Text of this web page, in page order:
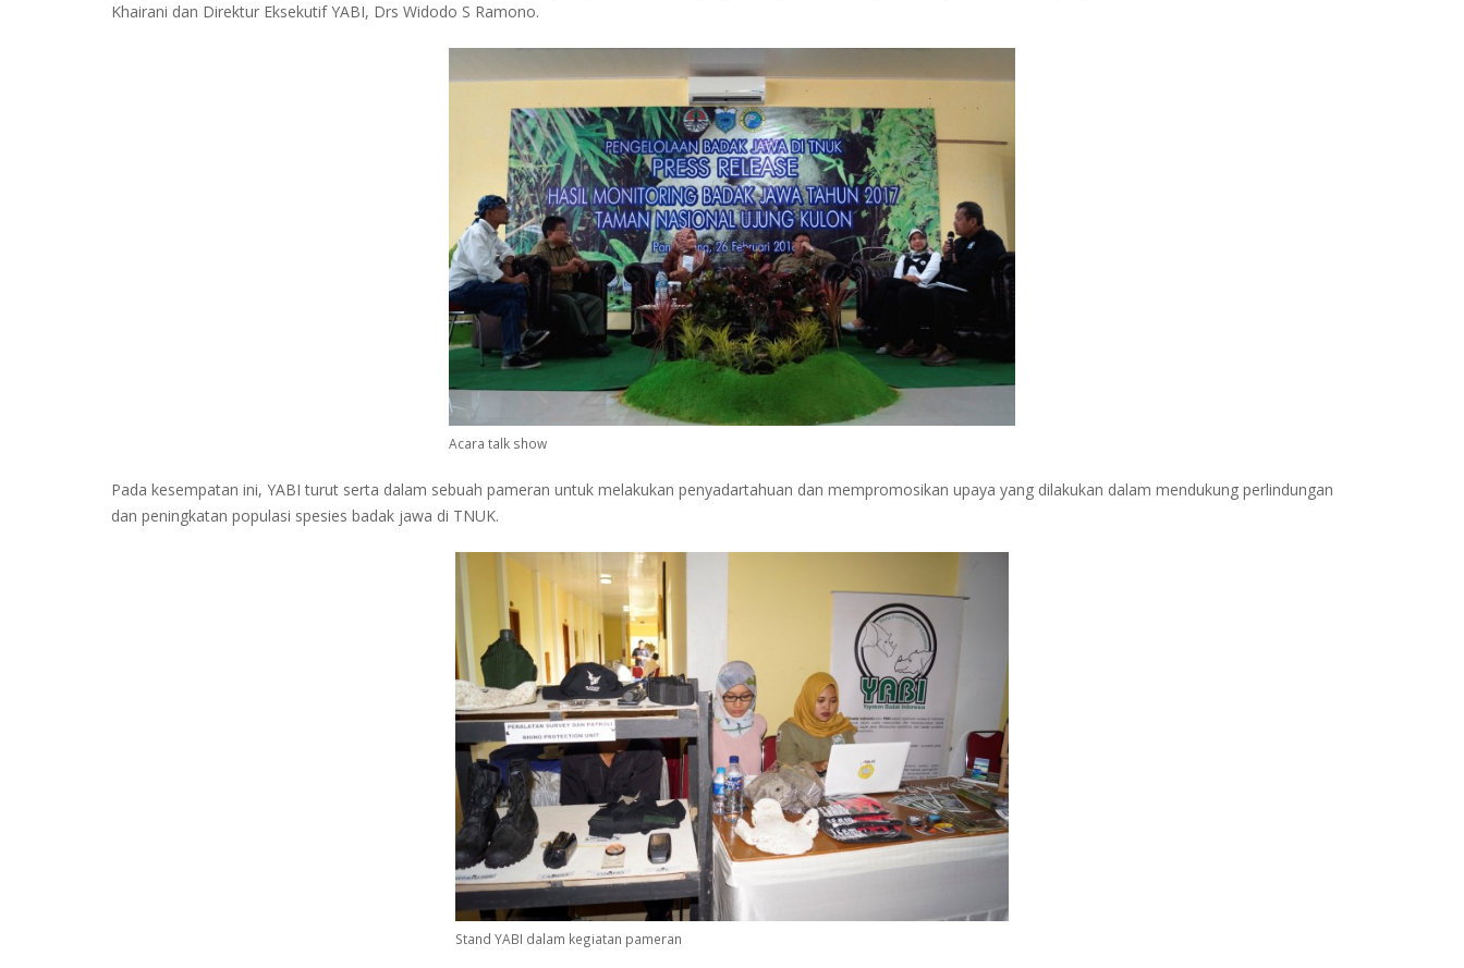
Khairani dan Direktur Eksekutif YABI, Drs Widodo S Ramono.
Acara talk show
Pada kesempatan ini, YABI turut serta dalam sebuah pameran untuk melakukan penyadartahuan dan mempromosikan upaya yang dilakukan dalam mendukung perlindungan
dan peningkatan populasi spesies badak jawa di TNUK.
Stand YABI dalam kegiatan pameran